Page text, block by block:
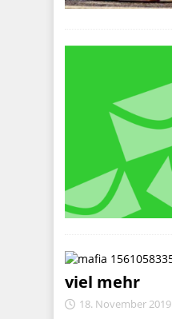
viel mehr
18. November 2019